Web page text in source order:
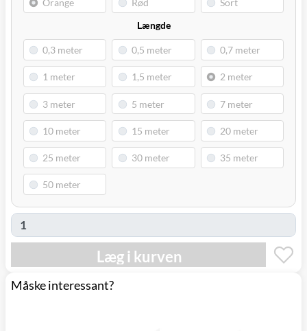
Længde
Læg i kurven
Måske interessant?